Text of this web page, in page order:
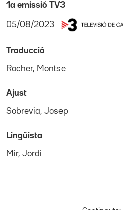
1a emissió TV3
05/08/2023
Traducció
Rocher, Montse
Ajust
Sobrevia, Josep
Lingüista
Mir, Jordi